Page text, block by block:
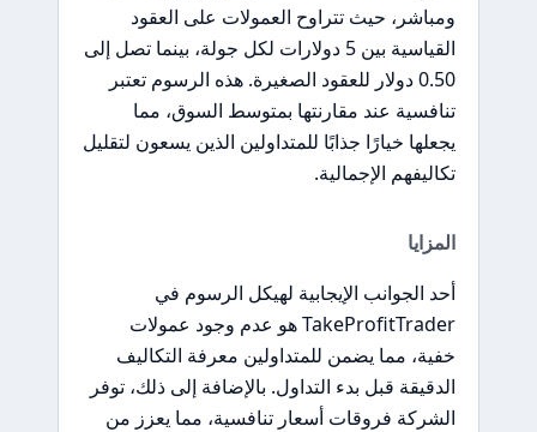
ومباشر، حيث تتراوح العمولات على العقود
القياسية بين 5 دولارات لكل جولة، بينما تصل إلى
0.50 دولار للعقود الصغيرة. هذه الرسوم تعتبر
تنافسية عند مقارنتها بمتوسط السوق، مما
يجعلها خيارًا جذابًا للمتداولين الذين يسعون لتقليل
تكاليفهم الإجمالية.
المزايا
أحد الجوانب الإيجابية لهيكل الرسوم في
TakeProfitTrader هو عدم وجود عمولات
خفية، مما يضمن للمتداولين معرفة التكاليف
الدقيقة قبل بدء التداول. بالإضافة إلى ذلك، توفر
الشركة فروقات أسعار تنافسية، مما يعزز من